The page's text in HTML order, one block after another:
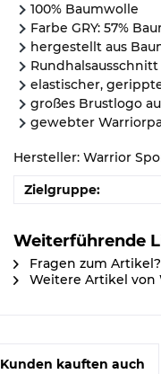
100% Baumwolle
Farbe GRY: 57%
hergestellt aus
Rundhalsausschnitt
elastischer,
großes Brustlogo
gewebter
Hersteller: Warrior
Zielgruppe:
Weiterführende
Fragen zum Artikel?
Weitere Artikel von
Kunden kauften auch